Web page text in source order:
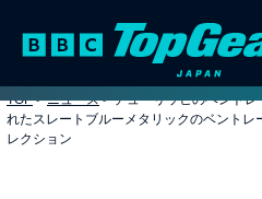
TOP > ニュース > チューリッヒのベント
れたスレートブルーメタリックのベント
レクション